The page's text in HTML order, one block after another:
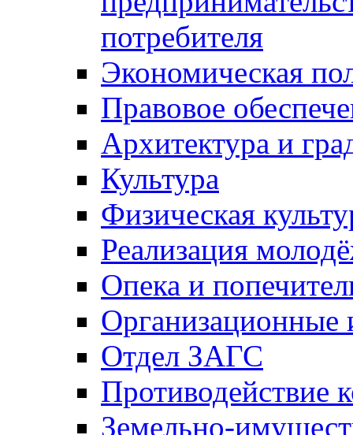
потребителя
Экономическая
Правовое
Архитектура и
Культура
Физическая
Реализация
Опека и
Отдел ЗАГС
Противодействие
Земельно-